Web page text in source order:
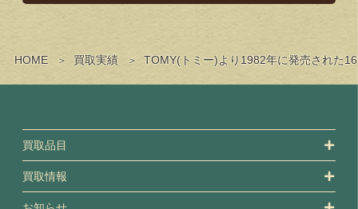
HOME 買取実績 TOMY(トミー)より1982年に発売された
買取品目
買取情報